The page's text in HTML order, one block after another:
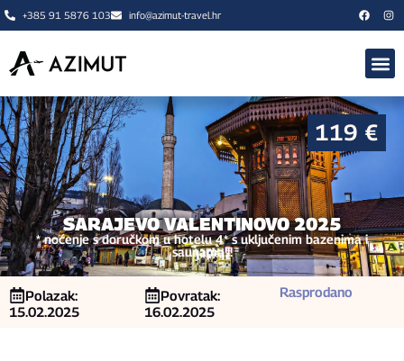
+385 91 5876 103 info@azimut-travel.hr
119 €
SARAJEVO VALENTINOVO 2025
* noćenje s doručkom u hotelu 4* s uključenim bazenima i
saunama!!!
Polazak:
15.02.2025
Povratak:
16.02.2025
Rasprodano